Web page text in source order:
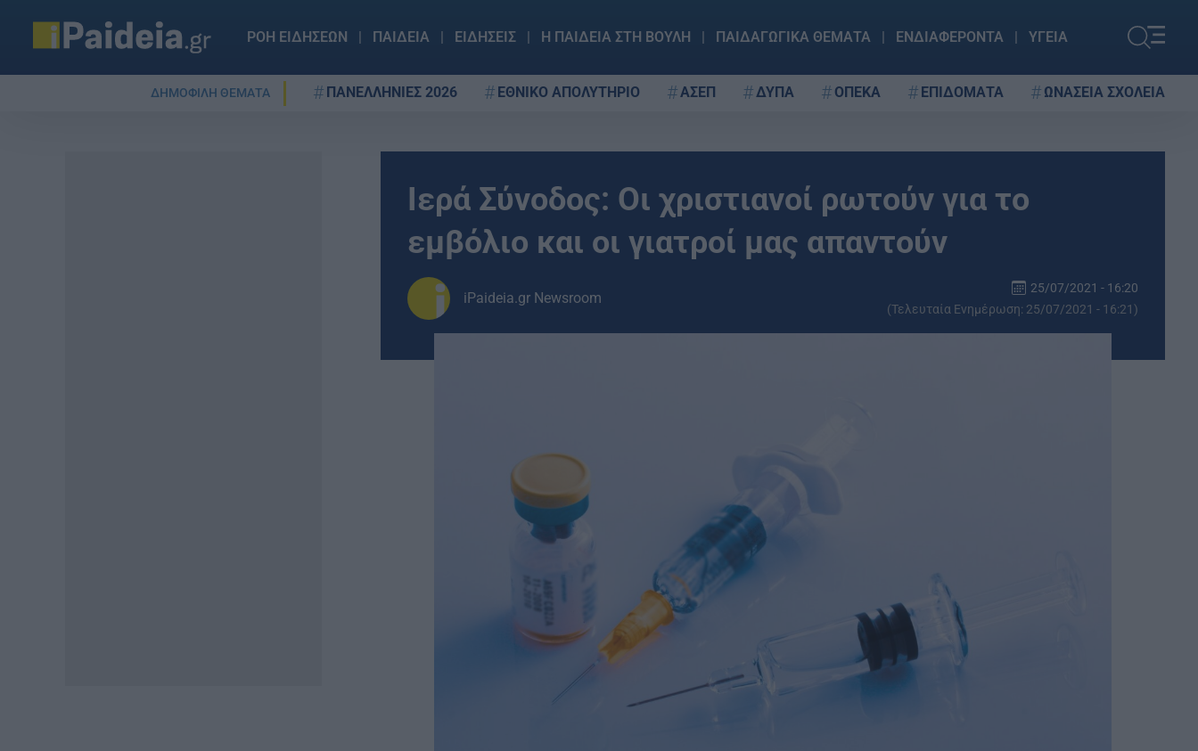
ΡΟΗ ΕΙΔΗΣΕΩΝ ΠΑΙΔΕΙΑ ΕΙΔΗΣΕΙΣ Η ΠΑΙΔΕΙΑ ΣΤΗ ΒΟΥΛΗ ΠΑΙΔΑΓΩΓΙΚΑ ΘΕΜΑΤΑ ΕΝΔΙΑΦΕΡΟΝΤΑ ΥΓΕΙΑ
ΔΗΜΟΦΙΛΗ ΘΕΜΑΤΑ ΠΑΝΕΛΛΗΝΙΕΣ 2026 ΕΘΝΙΚΟ ΑΠΟΛΥΤΗΡΙΟ ΑΣΕΠ ΔΥΠΑ ΟΠΕΚΑ ΕΠΙΔΟΜΑΤΑ ΩΝΑΣΕΙΑ ΣΧΟΛΕΙΑ
Ιερά Σύνοδος: Οι χριστιανοί ρωτούν για το
εμβόλιο και οι γιατροί μας απαντούν
iPaideia.gr Newsroom
25/07/2021 - 16:20
(Τελευταία Ενημέρωση: 25/07/2021 - 16:21)